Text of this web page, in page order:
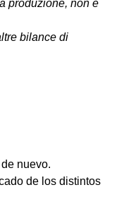
produzione, non è
bilance di
nuevo.
de los distintos